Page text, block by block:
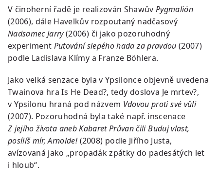
V činoherní řadě je realizován ShawůvPygmalión
(2006), dále Havelkův rozpoutaný nadčasový
Nadsamec Jarry(2006) či jako pozoruhodný
experiment Putování slepého hada za pravdou (2007)
podle Ladislava Klímy a Franze Böhlera.
Jako velká senzace byla v Ypsilonce objevně uvedena
Twainova hra Is He Dead?, tedy doslova Je mrtev?,
v Ypsilonu hraná pod názvem Vdovou proti své vůli
(2007). Pozoruhodná byla také např. inscenace
Z jejího života aneb Kabaret Průvan čili Buduj vlast,
posílíš mír, Arnolde!(2008) podle Jiřího Justa,
avízovaná jako „propadák zpátky do padesátých let
i hloub“.